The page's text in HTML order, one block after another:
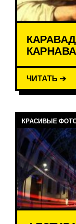
ЧИТАТЬ ➔
КРАСИВЫЕ